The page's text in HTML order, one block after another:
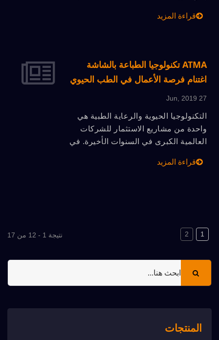
إلى عدد من مبادئ إدارة الجودة، بما في
العملية والتحسين المستدام.
قراءة المزيد
ATMA تكنولوجيا الطباعة بالشاشة
اغتنام فرصة الأعمال في الطب الحيوي
27 Jun, 2019
التكنولوجيا الحيوية والرعاية الطبية هي
واحدة من مشاريع الاستثمار للشركات
العالمية الكبرى في السنوات الأخيرة. في
وحبر الكربون والعزل وما إلى ذلك على
على تقنية الطباعة على الشاشة. تقدم
ATMA مجموعة متنوعة من معدات
والكاملة التلقائية للاستخدام الفعلي في
قراءة المزيد
نتيجة 1 - 12 من 17 1
2
المنتجات